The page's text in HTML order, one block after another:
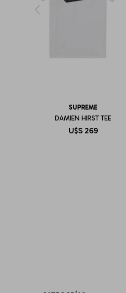
SUPREME
DAMIEN HIRST TEE
U$S 269